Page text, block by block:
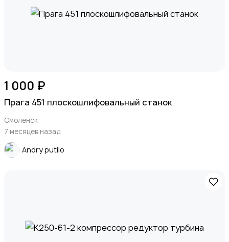
1 000 ₽
Прага 451 плоскошлифовальный станок
Смоленск
7 месяцев назад
Andry putilo